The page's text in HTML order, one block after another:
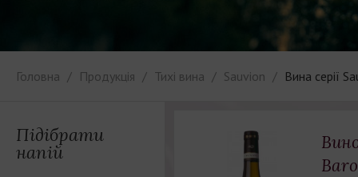
Головна Продукція Тихі вина Sauvion Вина серії
Підібрати
напій